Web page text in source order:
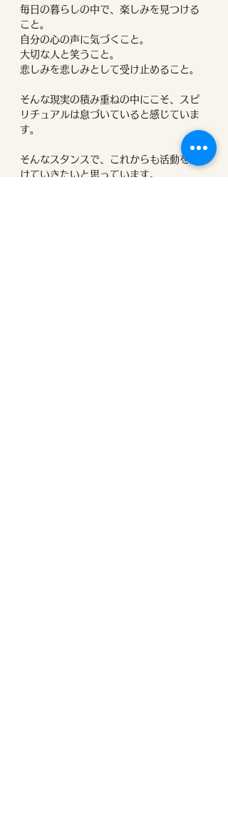
毎日の暮らしの中で、楽しみを見つける
こと。
自分の心の声に気づくこと。
大切な人と笑うこと。
悲しみを悲しみとして受け止めること。
そんな現実の積み重ねの中にこそ、スピ
リチュアルは息づいていると感じていま
す。
そんなスタンスで、これからも活動を続
けていきたいと思っています。